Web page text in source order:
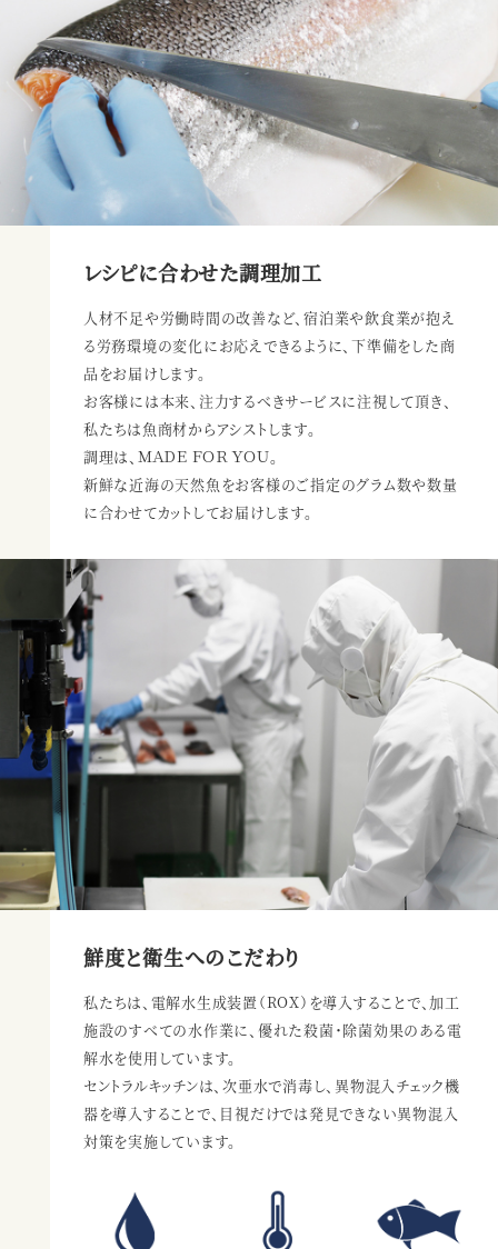
レシピに合わせた調理加工
人材不足や労働時間の改善など、宿泊業や飲食業が抱え
る労務環境の変化にお応えできるように、下準備をした商
品をお届けします。
お客様には本来、注力するべきサービスに注視して頂き、
私たちは魚商材からアシストします。
調理は、ＭＡＤＥ ＦＯＲ ＹＯＵ。
新鮮な近海の天然魚をお客様のご指定のグラム数や数量
に合わせてカットしてお届けします。
鮮度と衛生へのこだわり
私たちは、電解水生成装置（ROX）を導入することで、加工
施設のすべての水作業に、 優れた殺菌・除菌効果のある電
解水を使用しています。
セントラルキッチンは、次亜水で消毒し、異物混入チェック機
器を導入することで、 目視だけでは発見できない異物混入
対策を実施しています。